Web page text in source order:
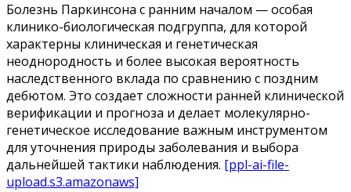
Болезнь Паркинсона с ранним началом — особая
клинико-биологическая подгруппа, для которой
характерны клиническая и генетическая
неоднородность и более высокая вероятность
наследственного вклада по сравнению с поздним
дебютом. Это создает сложности ранней клинической
верификации и прогноза и делает молекулярно-
генетическое исследование важным инструментом
для уточнения природы заболевания и выбора
дальнейшей тактики наблюдения. [ppl-ai-file-
upload.s3.amazonaws]